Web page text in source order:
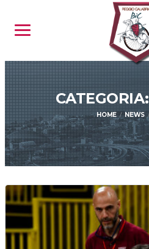
CATEGORIA:
HOME NEWS